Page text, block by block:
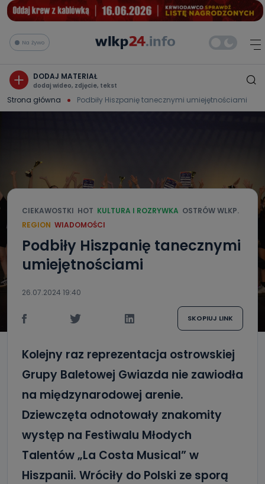
Na żywo
DODAJ MATERIAŁ
dodaj wideo, zdjęcie, tekst
Strona główna Podbiły Hiszpanię tanecznymi umiejętnościami
CIEKAWOSTKI HOT KULTURA I ROZRYWKA OSTRÓW WLKP.
REGION WIADOMOŚCI
Podbiły Hiszpanię tanecznymi
umiejętnościami
26.07.2024 19:40
SKOPIUJ LINK
Kolejny raz reprezentacja ostrowskiej
Grupy Baletowej Gwiazda nie zawiodła
na międzynarodowej arenie.
Dziewczęta odnotowały znakomity
występ na Festiwalu Młodych
Talentów „La Costa Musical” w
Hiszpanii. Wróciły do Polski ze sporą